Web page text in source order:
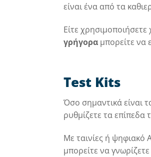
είναι ένα από τα
Είτε
γρήγορα μπορείτε να
Test Kits
Όσο σημαντικά είναι
ρυθμίζετε τα
Με ταινίες ή ψηφιακό
μπορείτε να